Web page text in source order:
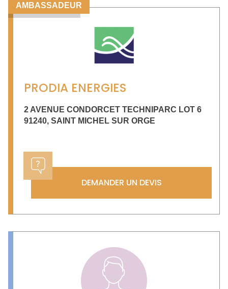
AMBASSADEUR
PRODIA ENERGIES
2 AVENUE CONDORCET TECHNIPARC LOT 6
91240, SAINT MICHEL SUR ORGE
DEMANDER UN DEVIS